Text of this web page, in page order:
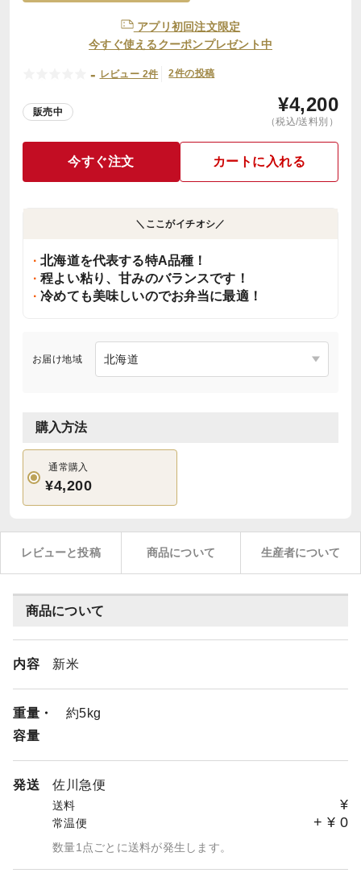
アプリ初回注文限定
今すぐ使えるクーポンプレゼント中
- レビュー 2件 2件の投稿
販売中 ¥4,200
（税込/送料別）
今すぐ注文 カートに入れる
＼ここがイチオシ／
北海道を代表する特A品種！
程よい粘り、甘みのバランスです！
冷めても美味しいのでお弁当に最適！
お届け地域
購入方法
通常購入
¥4,200
レビューと投稿 商品について 生産者について
商品について
内容 新米
重量・
容量
約5kg
発送 佐川急便
送料 ¥
常温便 + ¥ 0
数量1点ごとに送料が発生します。